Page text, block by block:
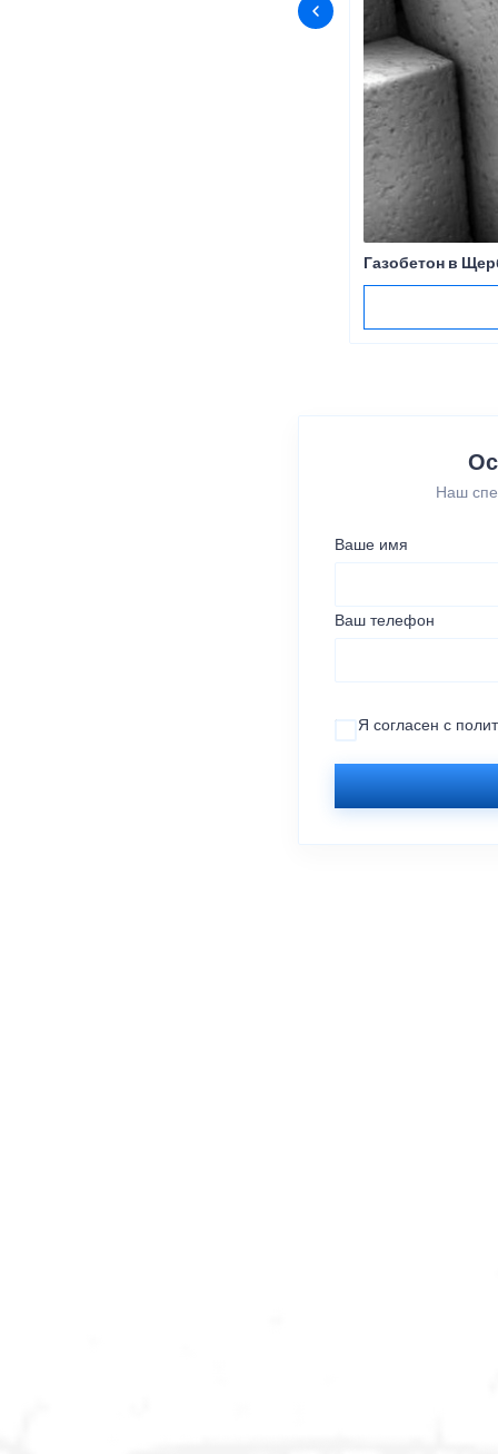
Газобетон в
Наш
Ваше имя
Ваш телефон
Я согласен с